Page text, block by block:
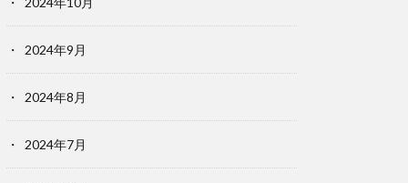
2024年9月
2024年8月
2024年7月